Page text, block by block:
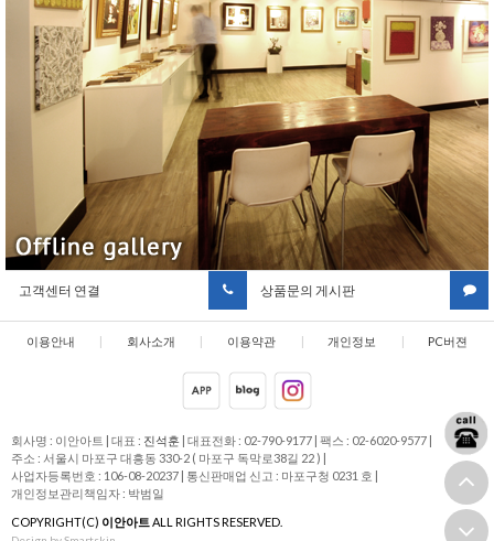
고객센터 연결 상품문의 게시판
이용안내 | 회사소개 | 이용약관 | 개인정보 | PC버젼
회사명 : 이안아트 | 대표 : 진석훈 | 대표전화 : 02-790-9177 | 팩스 : 02-6020-9577 |
주소 : 서울시 마포구 대흥동 330-2 ( 마포구 독막로38길 22 ) |
사업자등록번호 : 106-08-20237 | 통신판매업 신고 : 마포구청 0231 호 |
개인정보관리책임자 : 박범일
COPYRIGHT(C) 이안아트 ALL RIGHTS RESERVED.